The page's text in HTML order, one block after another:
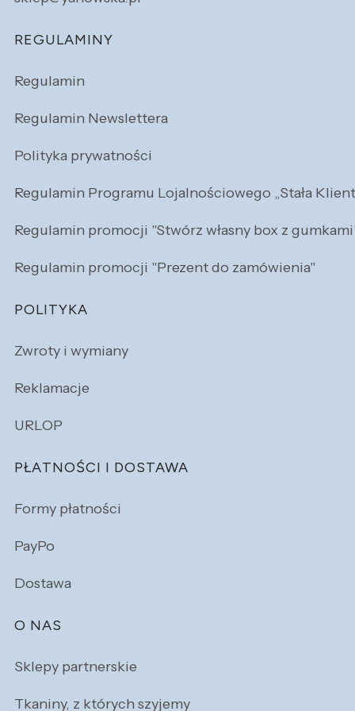
REGULAMINY
Regulamin
Regulamin Newslettera
Polityka prywatności
Regulamin Programu Lojalnościowego „Stała
Regulamin promocji "Stwórz własny box z
Regulamin promocji "Prezent do zamówienia"
POLITYKA
Zwroty i wymiany
Reklamacje
URLOP
PŁATNOŚCI I DOSTAWA
Formy płatności
PayPo
Dostawa
O NAS
Sklepy partnerskie
Tkaniny, z których szyjemy